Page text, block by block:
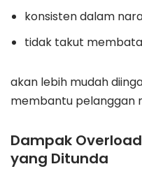
konsisten dalam
tidak takut
akan lebih mudah
membantu pelanggan
Dampak
yang Ditunda